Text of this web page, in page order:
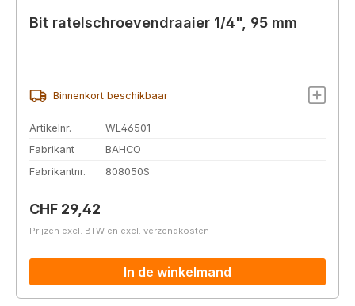
Bit ratelschroevendraaier 1/4", 95 mm
Binnenkort beschikbaar
Artikelnr.
WL46501
Fabrikant
BAHCO
Fabrikantnr.
808050S
Normale prijs:
CHF 29,42
Prijzen excl. BTW en excl. verzendkosten
In de winkelmand